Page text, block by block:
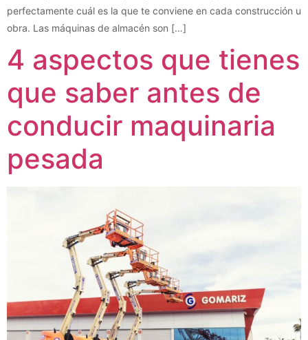
perfectamente cuál es la que te conviene en cada construcción u
obra. Las máquinas de almacén son […]
4 aspectos que tienes
que saber antes de
conducir maquinaria
pesada